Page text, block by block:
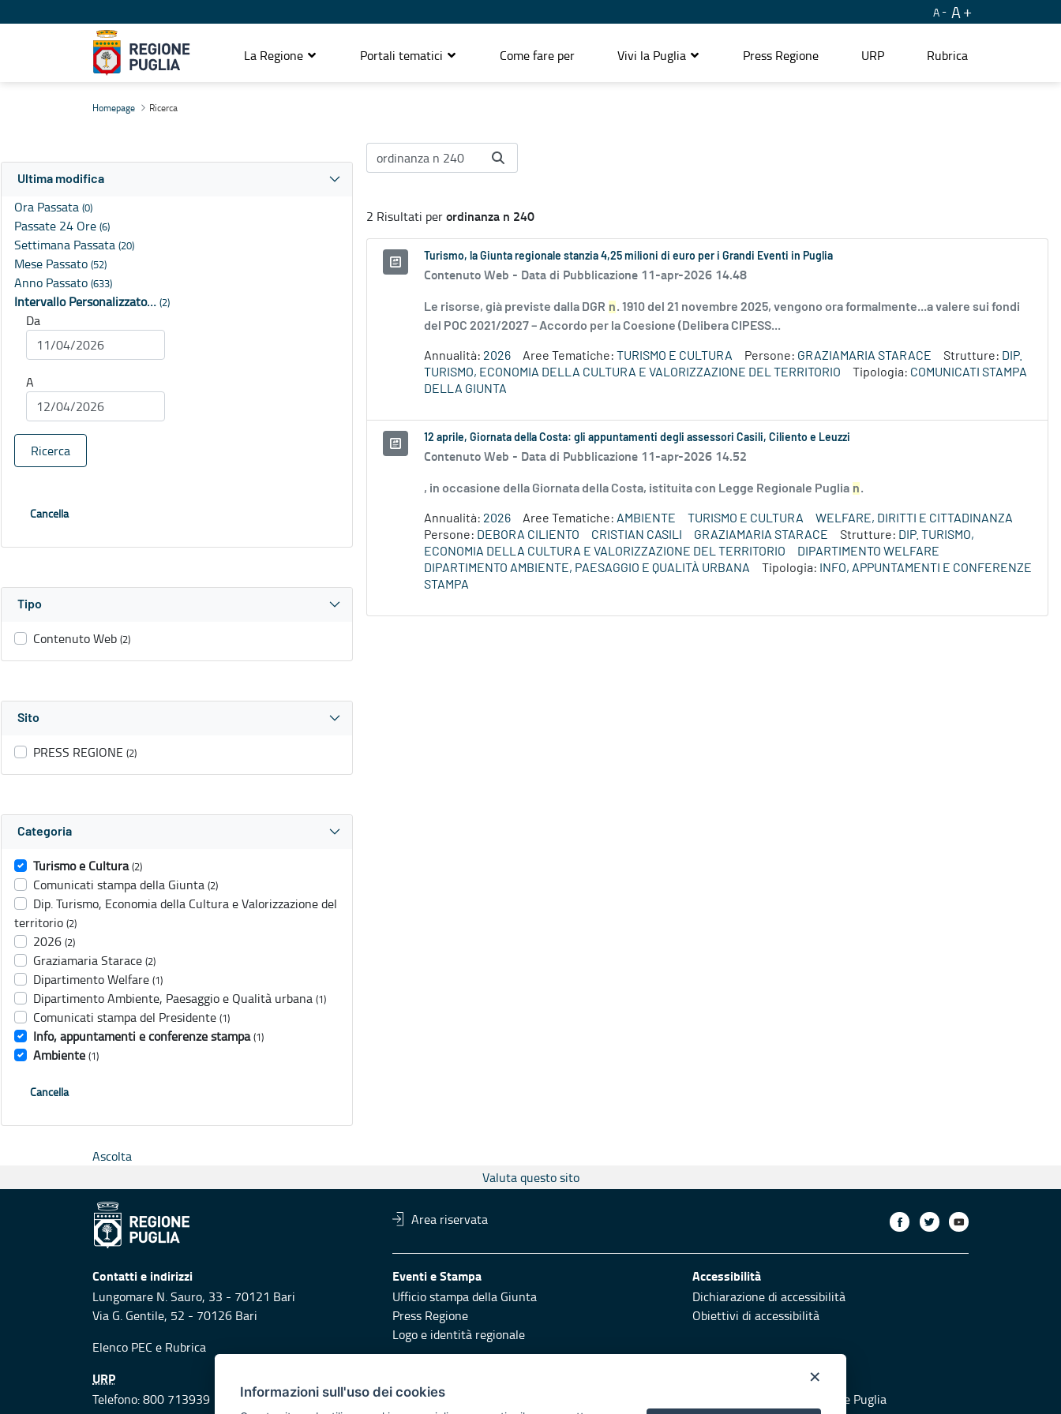
A A
La Regione Portali tematici Come fare per Vivi la Puglia Press Regione URP Rubrica
Homepage Ricerca
Ultima modifica
Ora Passata (0)
Passate 24 Ore (6)
Settimana Passata (20)
Mese Passato (52)
Anno Passato (633)
Intervallo Personalizzato… (2)
Da
A
Ricerca
Cancella
Tipo
Contenuto Web (2)
Sito
PRESS REGIONE (2)
Categoria
Turismo e Cultura (2)
Comunicati stampa della Giunta (2)
Dip. Turismo, Economia della Cultura e Valorizzazione del
territorio (2)
2026 (2)
Graziamaria Starace (2)
Dipartimento Welfare (1)
Dipartimento Ambiente, Paesaggio e Qualità urbana (1)
Comunicati stampa del Presidente (1)
Info, appuntamenti e conferenze stampa (1)
Ambiente (1)
Cancella
2 Risultati perordinanza n 240
Turismo, la Giunta regionale stanzia 4,25 milioni di euro per i Grandi Eventi in Puglia
Contenuto Web - Data di Pubblicazione 11-apr-2026 14.48
Le risorse, già previste dalla DGR n. 1910 del 21 novembre 2025, vengono ora formalmente...a valere sui fondi
del POC 2021/2027 – Accordo per la Coesione (Delibera CIPESS...
Annualità: 2026 Aree Tematiche: TURISMO E CULTURA Persone: GRAZIAMARIA STARACE Strutture: DIP.
TURISMO, ECONOMIA DELLA CULTURA E VALORIZZAZIONE DEL TERRITORIO
Tipologia: COMUNICATI STAMPA
DELLA GIUNTA
12 aprile, Giornata della Costa: gli appuntamenti degli assessori Casili, Ciliento e Leuzzi
Contenuto Web - Data di Pubblicazione 11-apr-2026 14.52
, in occasione della Giornata della Costa, istituita con Legge Regionale Puglia n.
Annualità: 2026 Aree Tematiche: AMBIENTE TURISMO E CULTURA
WELFARE, DIRITTI E CITTADINANZA
Persone: DEBORA CILIENTO CRISTIAN CASILI GRAZIAMARIA STARACE Strutture: DIP. TURISMO,
ECONOMIA DELLA CULTURA E VALORIZZAZIONE DEL TERRITORIO
DIPARTIMENTO WELFARE
DIPARTIMENTO AMBIENTE, PAESAGGIO E QUALITÀ URBANA
Tipologia:
INFO, APPUNTAMENTI E CONFERENZE
STAMPA
Ascolta
Valuta questo sito
Area riservata
Contatti e indirizzi
Lungomare N. Sauro, 33 - 70121 Bari
Via G. Gentile, 52 - 70126 Bari
Elenco PEC e Rubrica
Eventi e Stampa
Ufficio stampa della Giunta
Press Regione
Logo e identità regionale
Accessibilità
Dichiarazione di accessibilità
Obiettivi di accessibilità
URP
Telefono: 800 713939
Responsabili di pubblicazione Vai al sito di Protezione Civile Puglia
×
Informazioni sull'uso dei cookies